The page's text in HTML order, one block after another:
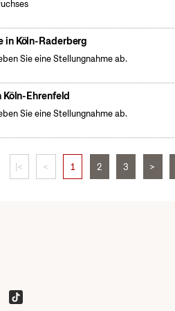
in Köln-Raderberg
Sie eine Stellungnahme ab.
Ehrenfeld
Sie eine Stellungnahme ab.
|< < 1 2 3 >